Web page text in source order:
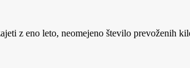
z eno leto, neomejeno število prevoženih